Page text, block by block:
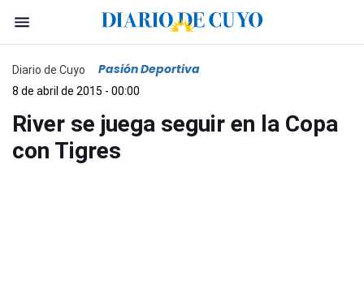
Diario de Cuyo Pasión Deportiva
8 de abril de 2015 - 00:00
River se juega seguir en la Copa
con Tigres